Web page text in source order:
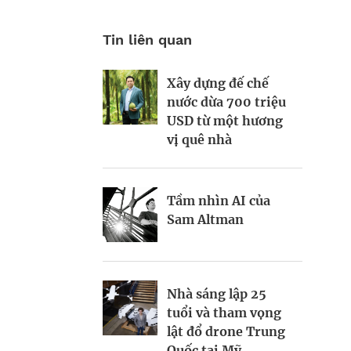
Tin liên quan
Xây dựng đế chế
nước dừa 700 triệu
USD từ một hương
vị quê nhà
Tầm nhìn AI của
Sam Altman
Nhà sáng lập 25
tuổi và tham vọng
lật đổ drone Trung
Người thừa kế thế
hệ thứ 8 và tham
vọng “thay áo” đế
chế Ayala
Khi Warren Buffett
làm cố vấn cho võ
triệu USD của
Michelle Xia và cú
Nyrika Holkar và
tham vọng làm mới
đế chế đồ gia dụng
127 năm tuổi
Cách Jimmy Fallon
xây dựng đế chế nội
giới
Cách Rob
Gronkowski biến cá